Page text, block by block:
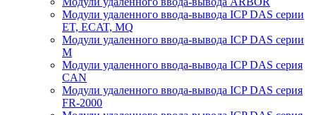
Модули удаленного ввода-вывода ICP DAS серии
ET, ECAT, MQ
Модули удаленного ввода-вывода ICP DAS серии
M
Модули удаленного ввода-вывода ICP DAS серия
CAN
Модули удаленного ввода-вывода ICP DAS серия
FR-2000